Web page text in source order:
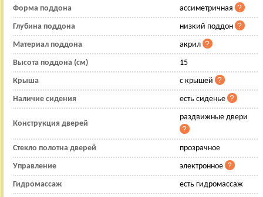
Форма поддона ассиметричная
Глубина поддона низкий поддон
Материал поддона акрил
Высота поддона (см) 15
Крыша с крышей
Наличие сидения есть сиденье
Конструкция дверей
раздвижные двери
Стекло полотна дверей прозрачное
Управление электронное
Гидромассаж есть гидромассаж